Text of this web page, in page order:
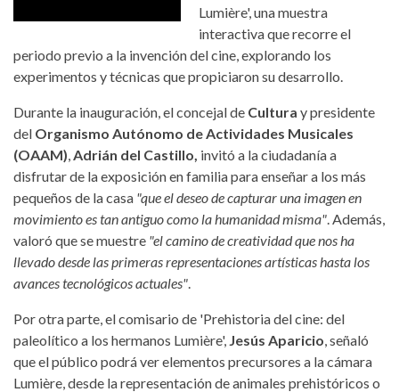
Lumière', una muestra
interactiva que recorre el
periodo previo a la invención del cine, explorando los
experimentos y técnicas que propiciaron su desarrollo.
Durante la inauguración, el concejal de Cultura y presidente
del Organismo Autónomo de Actividades Musicales
(OAAM),Adrián del Castillo, invitó a la ciudadanía a
disfrutar de la exposición en familia para enseñar a los más
pequeños de la casa "que el deseo de capturar una imagen en
movimiento es tan antiguo como la humanidad misma". Además,
valoró que se muestre "el camino de creatividad que nos ha
llevado desde las primeras representaciones artísticas hasta los
avances tecnológicos actuales".
Por otra parte, el comisario de 'Prehistoria del cine: del
paleolítico a los hermanos Lumière', Jesús Aparicio, señaló
que el público podrá ver elementos precursores a la cámara
Lumière, desde la representación de animales prehistóricos o